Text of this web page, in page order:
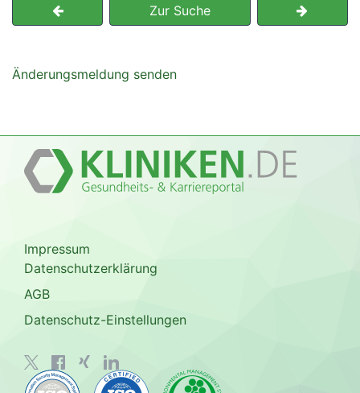
Zur Suche
Änderungsmeldung senden
Impressum
Datenschutzerklärung
AGB
Datenschutz-Einstellungen